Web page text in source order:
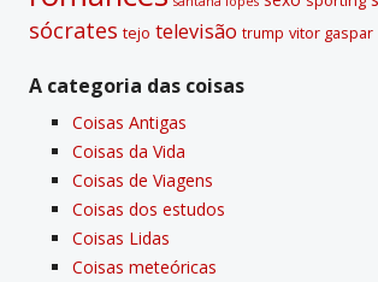
sócrates tejo televisão trump vitor gaspar
A categoria das coisas
Coisas Antigas
Coisas da Vida
Coisas de Viagens
Coisas dos estudos
Coisas Lidas
Coisas meteóricas